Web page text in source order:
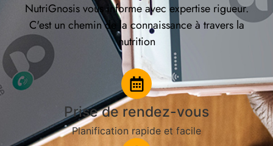
NutriGnosis vous informe avec expertise rigueur.
C'est un chemin de la connaissance à travers la
nutrition
Prise de rendez-vous
Planification rapide et facile